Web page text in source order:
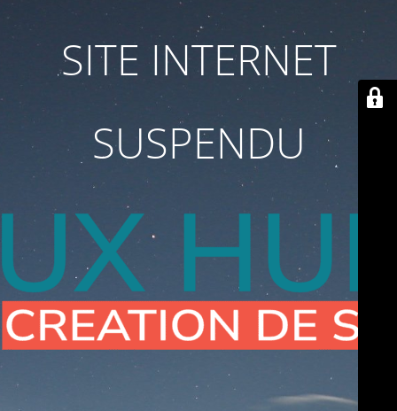
SITE INTERNET
SUSPENDU